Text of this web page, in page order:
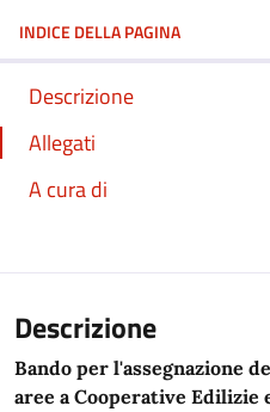
INDICE DELLA PAGINA
Descrizione
Allegati
A cura di
Descrizione
Bando per l'assegnazione
aree a Cooperative